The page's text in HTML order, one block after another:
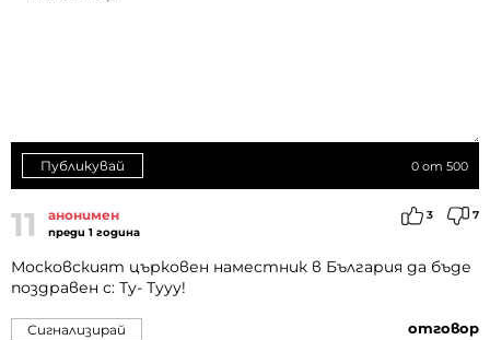
0 от 500
Публикувай
11 анонимен
преди 1 година
3 7
Московският църковен наместник в България да бъде
поздравен с: Ту- Тууу!
отговор
Сигнализирай